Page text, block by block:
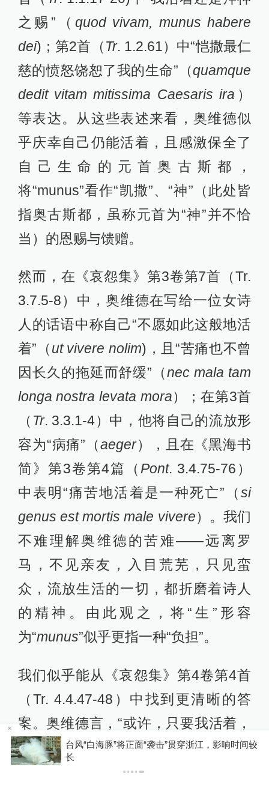
之赐”（ quod vivam, munus habere
dei)；第2首（Tr. 1.2.61）中“恺撒最仁
慈的愤怒饶恕了我的生命”（quamque
dedit vitam mitissima Caesaris ira ）
等表达。从这些表述来看，奥维德似
乎庆幸自己仍能活着，且感激保全了
自己生命的元首奥古斯都，
将“munus”看作“凯撒”、“神”（此处皆
指奥古斯都，虽称元首为“神”并不恰
当）的恩赐与馈赠。
然而，在《哀怨集》第3卷第7首（Tr.
3.7.5-8）中，奥维德在写给一位女诗
人的话语中称自己“不愿如此这般地活
着”（ut vivere nolim)，且“苦痛也不曾
因长久的拖延而舒缓”（nec mala tam
longa nostra levata mora）；在第3首
（ Tr. 3.3.1-4）中，他将自己的流放形
容为“病痛”（aeger），且在《黑海书
简》第3卷第4篇（Pont. 3.4.75-76）
中表明“痛苦地活着是一种死亡”（si
genus est mortis male vivere）。我们
不难理解奥维德的苦难——远离罗
马，不见亲友，入目荒芜，只见蛮
众，流放生活的一切，都折磨着诗人
的精神。由此观之，将“生”形容
为“munus”似乎更指一种“负担”。
我们似乎能从《哀怨集》第4卷第4首
（Tr. 4.4.47-48）中找到更清晰的答
案。奥维德言，“或许，只要我活着，
他终将结束我的流亡，在他怒气平缓
forsam hanc ipsam, vivam
你有权知道更多
袭击”贯穿浙江，影响时间较